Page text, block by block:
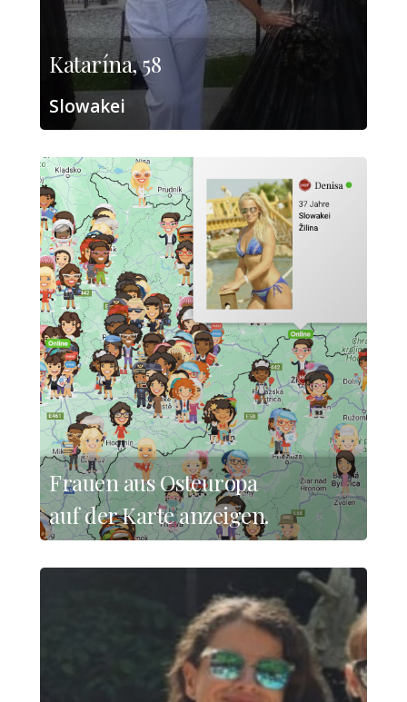
Katarína, 58
Slowakei
Frauen aus Osteuropa
auf der Karte anzeigen.